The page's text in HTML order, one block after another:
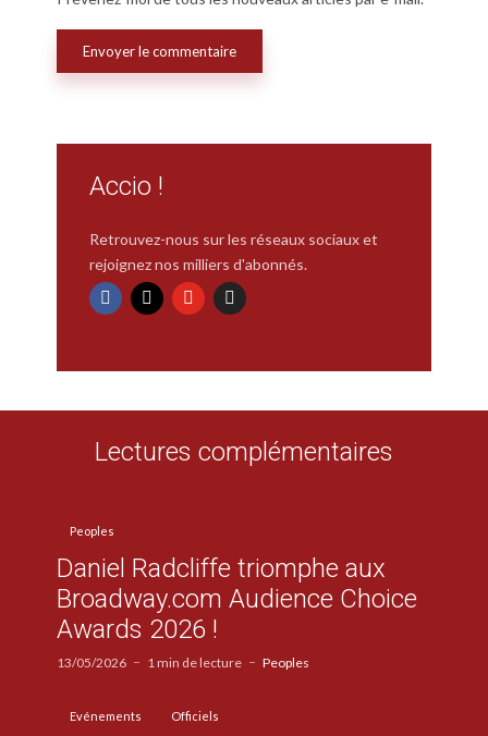
Accio !
Retrouvez-nous sur les réseaux sociaux et
rejoignez nos milliers d'abonnés.
Lectures complémentaires
Peoples
Daniel Radcliffe triomphe aux
Broadway.com Audience Choice
Awards 2026 !
13/05/2026 1 min de lecture Peoples
Evénements Officiels